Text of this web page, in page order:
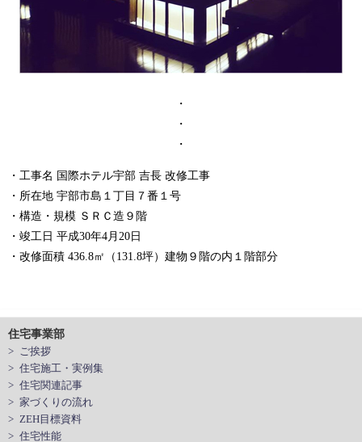
・
・
・
・工事名 国際ホテル宇部 吉長 改修工事
・所在地 宇部市島１丁目７番１号
・構造・規模 ＳＲＣ造９階
・竣工日 平成30年4月20日
・改修面積 436.8㎡（131.8坪）建物９階の内１階部分
住宅事業部
> ご挨拶
> 住宅施工・実例集
> 住宅関連記事
> 家づくりの流れ
> ZEH目標資料
> 住宅性能